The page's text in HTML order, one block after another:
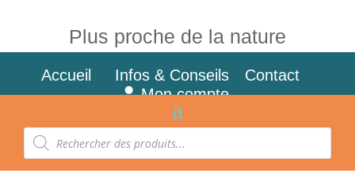
Plus proche de la nature
Accueil Infos & Conseils
Contact
Mon compte
Recherche
produits